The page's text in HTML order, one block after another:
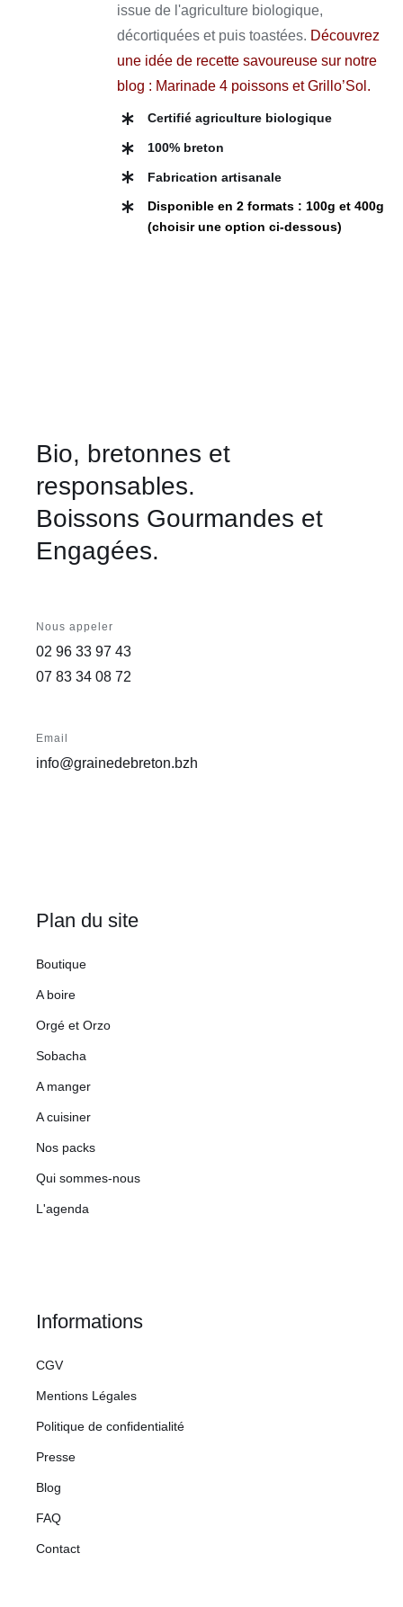
à
13,50 €
issue de l'agriculture biologique,
décortiquées et puis toastées. Découvrez
une idée de recette savoureuse sur notre
blog : Marinade 4 poissons et Grillo’Sol .
Certifié agriculture biologique
100% breton
Fabrication artisanale
Disponible en 2 formats : 100g et 400g
(choisir une option ci-dessous)
Bio, bretonnes et
responsables.
Boissons Gourmandes et
Engagées.
Nous appeler
02 96 33 97 43
07 83 34 08 72
Email
info@grainedebreton.bzh
Plan du site
Boutique
A boire
Orgé et Orzo
Sobacha
A manger
A cuisiner
Nos packs
Qui sommes-nous
L'agenda
Informations
CGV
Mentions Légales
Politique de confidentialité
Presse
Blog
FAQ
Contact